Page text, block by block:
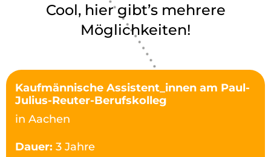
Cool, hier gibt’s mehrere
Möglichkeiten!
Kaufmännische Assistent_innen am Paul-
Julius-Reuter-Berufskolleg
in Aachen
Dauer: 3 Jahre